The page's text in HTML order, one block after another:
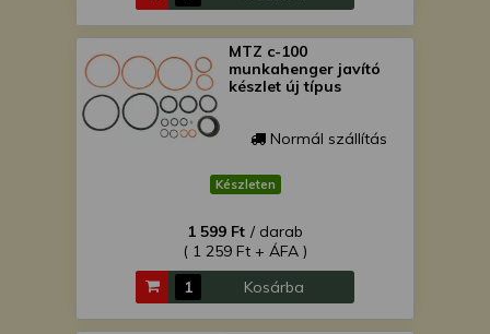
MTZ c-100
munkahenger javító
készlet új típus
Normál szállítás
Készleten
1 599 Ft / darab
( 1 259 Ft + ÁFA )
Kosárba